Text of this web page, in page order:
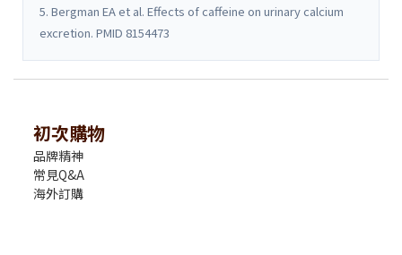
5. Bergman EA et al. Effects of caffeine on urinary calcium
excretion. PMID 8154473
初次購物
品牌精神
常見Q&A
海外訂購